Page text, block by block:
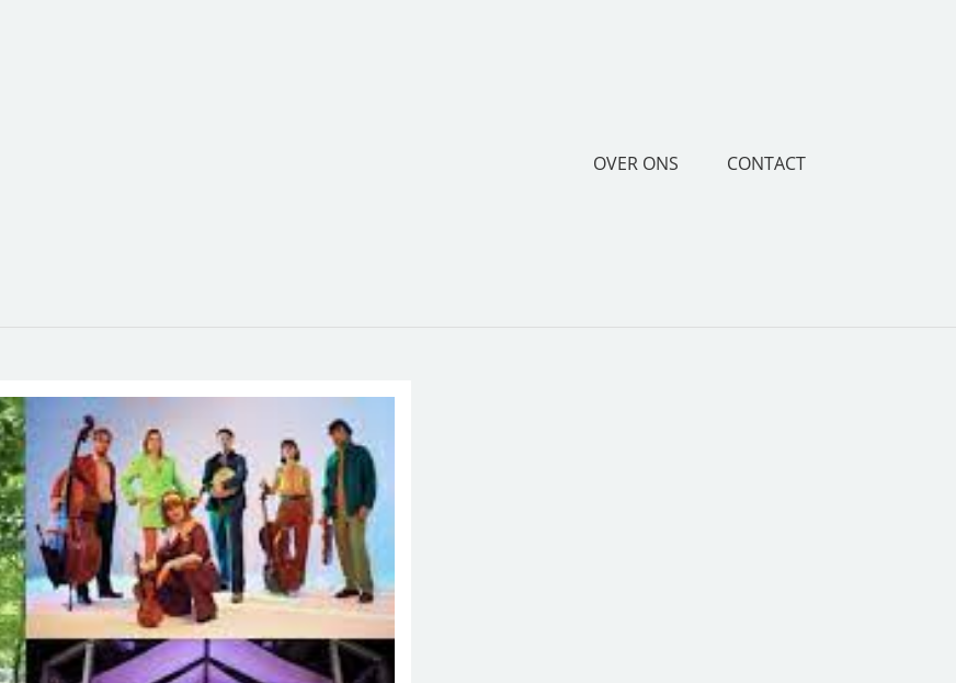
OVER ONS CONTACT